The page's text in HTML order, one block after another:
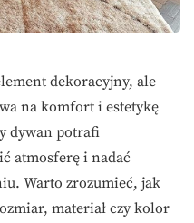
dekoracyjny, ale
na komfort i estetykę
dywan potrafi
atmosferę i nadać
Warto zrozumieć, jak
materiał czy kolor